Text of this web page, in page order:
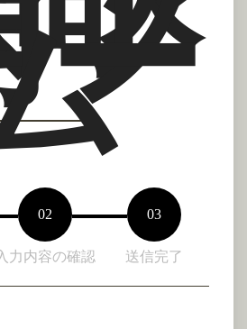
ー
02
力内容の確認
03
送信完了